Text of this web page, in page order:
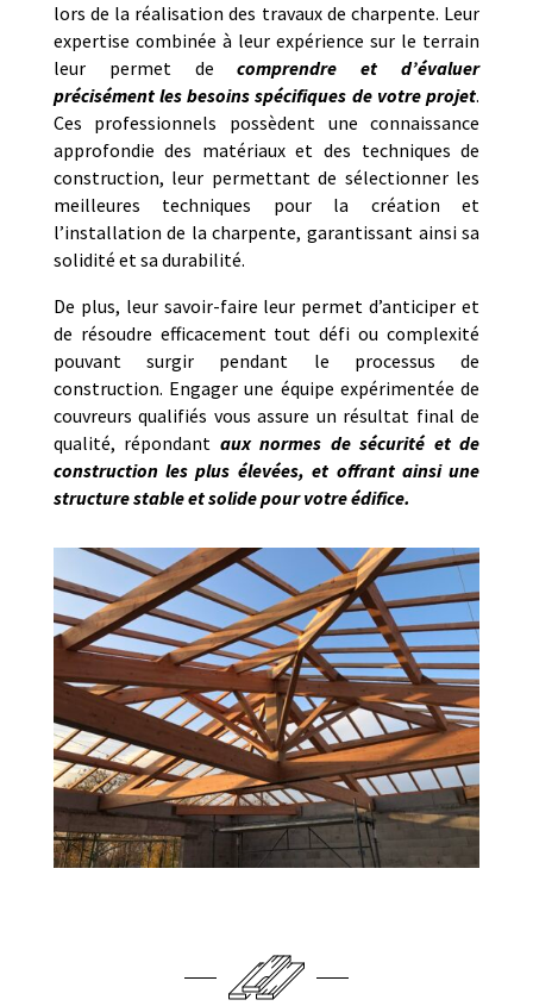
lors de la réalisation des travaux de charpente. Leur
expertise combinée à leur expérience sur le terrain
leur permet decomprendre et d’évaluer
précisément les besoins spécifiques de votre projet.
Ces professionnels possèdent une connaissance
approfondie des matériaux et des techniques de
construction, leur permettant de sélectionner les
meilleures techniques pour la création et
l’installation de la charpente, garantissant ainsi sa
solidité et sa durabilité.
De plus, leur savoir-faire leur permet d’anticiper et
de résoudre efficacement tout défi ou complexité
pouvant surgir pendant le processus de
construction. Engager une équipe expérimentée de
couvreurs qualifiés vous assure un résultat final de
qualité, répondant aux normes de sécurité et de
construction les plus élevées, et offrant ainsi une
structure stable et solide pour votre édifice.